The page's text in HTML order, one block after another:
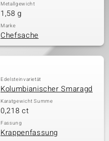
Metallgewicht
1,58 g
Marke
Chefsache
Edelsteinvarietät
Kolumbianischer Smaragd
Karatgewicht Summe
0,218 ct
Fassung
Krappenfassung